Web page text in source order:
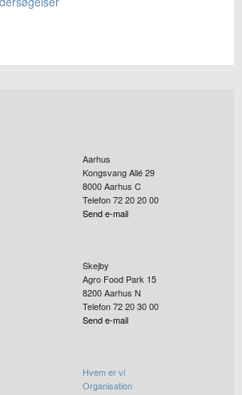
Aarhus
Kongsvang Allé 29
8000Aarhus C
Telefon 72 20 20 00
Send e-mail
Skejby
Agro Food Park 15
8200Aarhus N
Telefon 72 20 30 00
Send e-mail
Hvem er vi
Organisation